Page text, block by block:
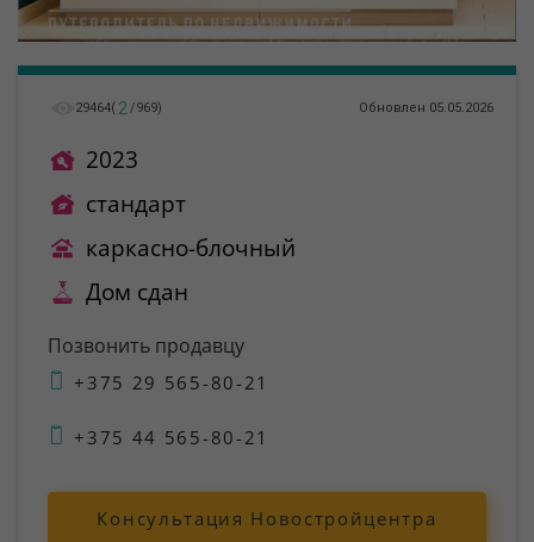
29464( 2 /969) Обновлен 05.05.2026
2023
стандарт
каркасно-блочный
Дом сдан
Позвонить продавцу
+375 29 565-80-21
+375 44 565-80-21
Консультация Новостройцентра